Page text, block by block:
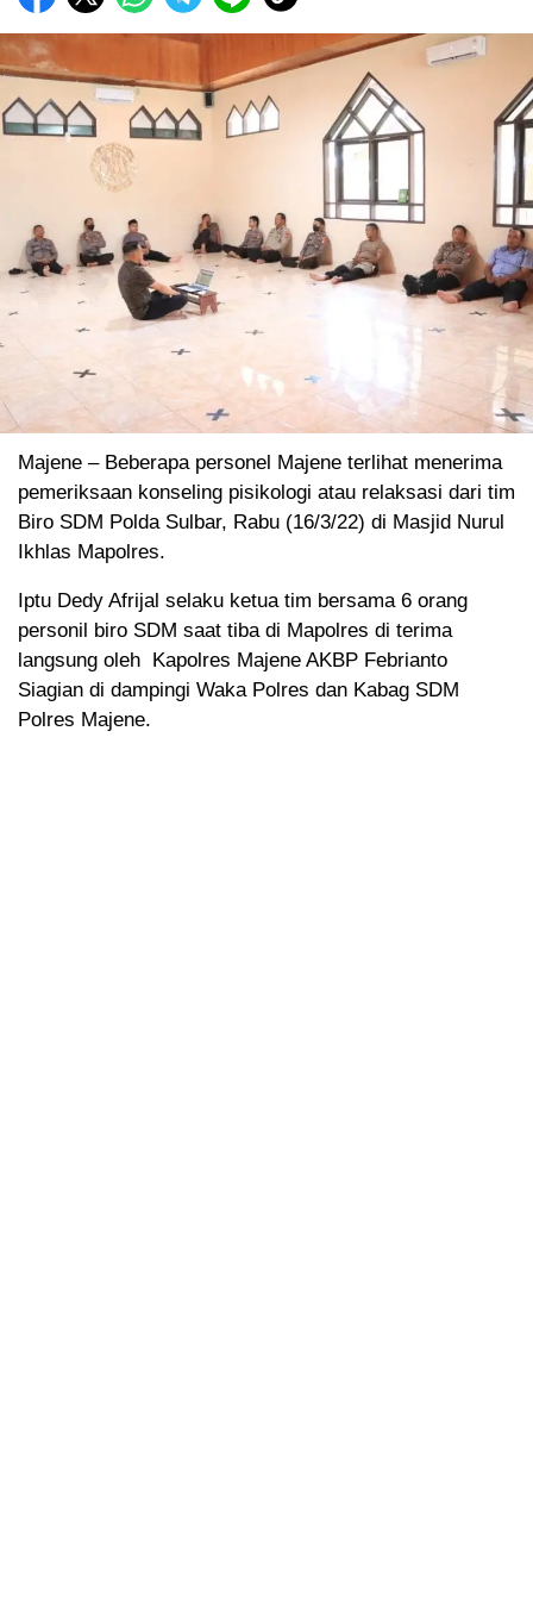
Majene – Beberapa personel Majene terlihat menerima
pemeriksaan konseling pisikologi atau relaksasi dari tim
Biro SDM Polda Sulbar, Rabu (16/3/22) di Masjid Nurul
Ikhlas Mapolres.
Iptu Dedy Afrijal selaku ketua tim bersama 6 orang
personil biro SDM saat tiba di Mapolres di terima
langsung oleh Kapolres Majene AKBP Febrianto
Siagian di dampingi Waka Polres dan Kabag SDM
Polres Majene.